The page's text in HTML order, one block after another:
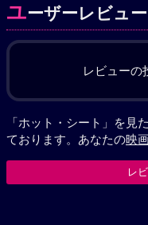
ユーザーレビュー
レビューの
「ホット・シート」を見
ております。あなたの映
レ